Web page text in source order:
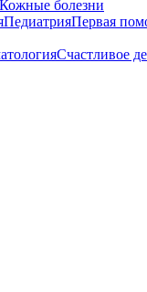
Кожные болезни
ПедиатрияПервая
Счастливое